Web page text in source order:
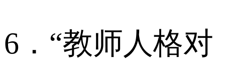
6．“教师人格对